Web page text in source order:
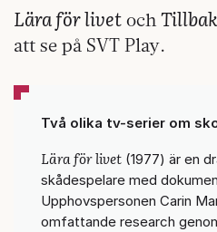
Lära för livet och
att se på SVT Play.
Två olika tv-serier om
Lära för livet (1977) är en
skådespelare med
Upphovspersonen Carin
omfattande research